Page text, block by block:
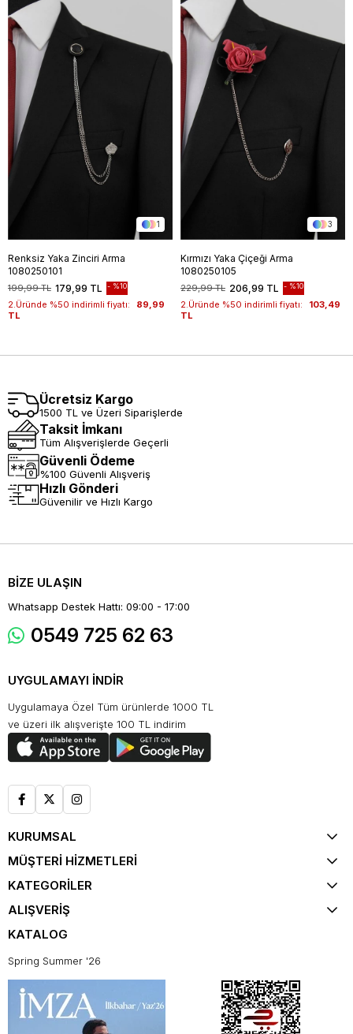
1
Renksiz Yaka Zinciri Arma
1080250101
179,99 TL
199,99 TL %10
2.Üründe %50 indirimli fiyatı:
89,99
TL
3
Kırmızı Yaka Çiçeği Arma
1080250105
206,99 TL
229,99 TL %10
2.Üründe %50 indirimli fiyatı:
103,49
TL
Ücretsiz Kargo
1500 TL ve Üzeri Siparişlerde
Taksit İmkanı
Tüm Alışverişlerde Geçerli
Güvenli Ödeme
%100 Güvenli Alışveriş
Hızlı Gönderi
Güvenilir ve Hızlı Kargo
BİZE ULAŞIN
Whatsapp Destek Hattı: 09:00 - 17:00
0549 725 62 63
UYGULAMAYI İNDİR
Uygulamaya Özel Tüm ürünlerde 1000 TL
ve üzeri ilk alışverişte 100 TL indirim
KURUMSAL
MÜŞTERİ HİZMETLERİ
KATEGORİLER
ALIŞVERİŞ
KATALOG
Spring Summer '26